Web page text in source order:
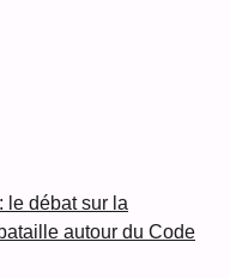
le débat sur la
autour du Code